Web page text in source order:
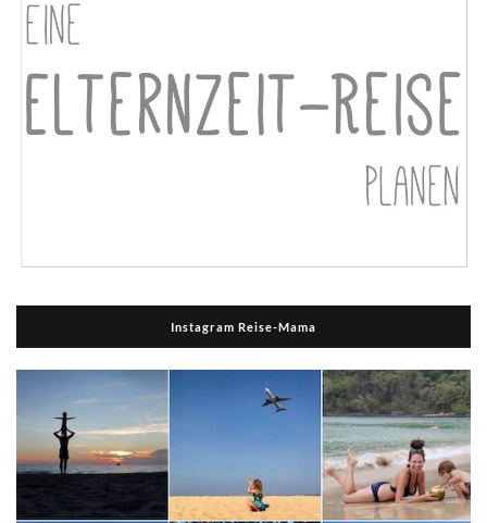
Instagram Reise-Mama